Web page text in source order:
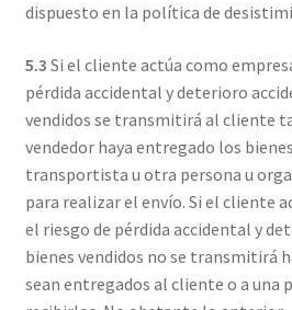
dispuesto en la política de
5.3 Si el cliente actúa como
pérdida accidental y deterioro
vendidos se transmitirá al cliente
vendedor haya entregado los
transportista u otra persona u
para realizar el envío. Si el cliente
el riesgo de pérdida accidental y
bienes vendidos no se transmitirá
sean entregados al cliente o a una